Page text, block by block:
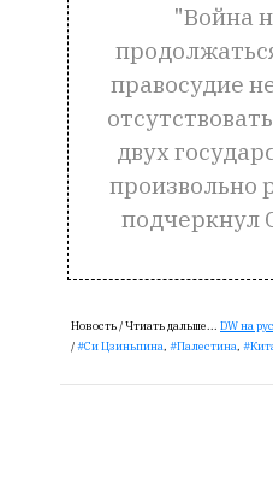
"Война
правосудие
двух
произвольно
подчеркнул
Новость /Чтиать дальше... DW на
/
Си Цзиньпина, Палестина,